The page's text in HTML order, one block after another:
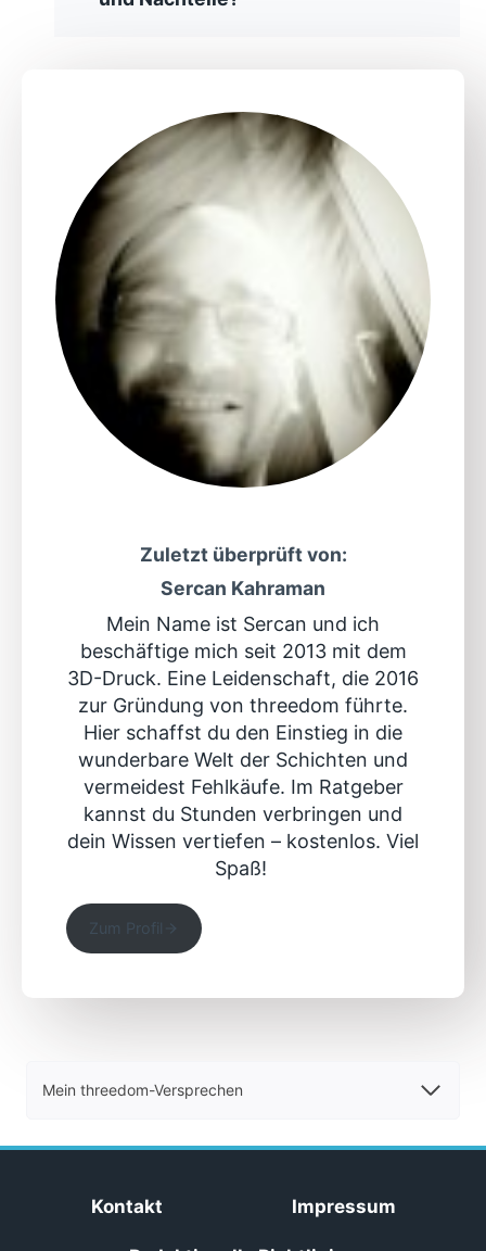
Zuletzt überprüft von:
Sercan Kahraman
Mein Name ist Sercan und ich
beschäftige mich seit 2013 mit dem
3D-Druck. Eine Leidenschaft, die 2016
zur Gründung von threedom führte.
Hier schaffst du den Einstieg in die
wunderbare Welt der Schichten und
vermeidest Fehlkäufe. Im Ratgeber
kannst du Stunden verbringen und
dein Wissen vertiefen – kostenlos. Viel
Spaß!
Zum Profil
Mein threedom-Versprechen
Kontakt Impressum